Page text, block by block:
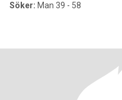
Söker: Man 39 - 58